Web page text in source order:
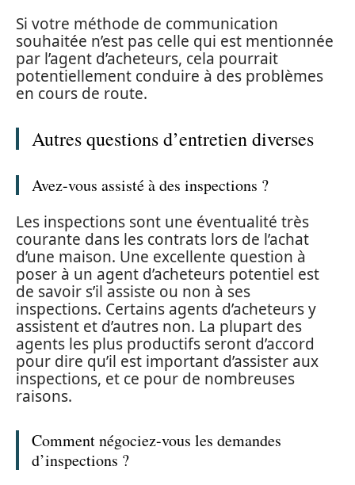
Si votre méthode de communication
souhaitée n’est pas celle qui est mentionnée
par l’agent d’acheteurs, cela pourrait
potentiellement conduire à des problèmes
en cours de route.
Autres questions d’entretien diverses
Avez-vous assisté à des inspections ?
Les inspections sont une éventualité très
courante dans les contrats lors de l’achat
d’une maison. Une excellente question à
poser à un agent d’acheteurs potentiel est
de savoir s’il assiste ou non à ses
inspections. Certains agents d’acheteurs y
assistent et d’autres non. La plupart des
agents les plus productifs seront d’accord
pour dire qu’il est important d’assister aux
inspections, et ce pour de nombreuses
raisons.
Comment négociez-vous les demandes
d’inspections ?